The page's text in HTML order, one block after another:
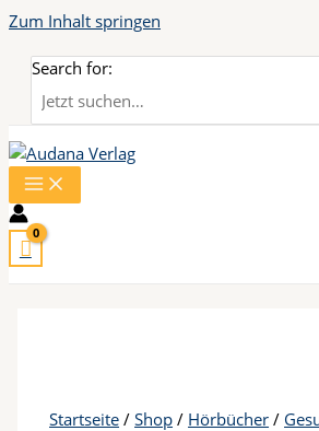
Zum Inhalt springen
Search for:
Startseite /Shop / Hörbücher /